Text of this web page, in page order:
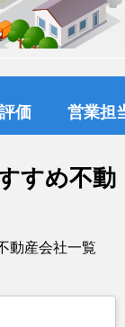
価 営業担
すめ不動
動産会社一覧